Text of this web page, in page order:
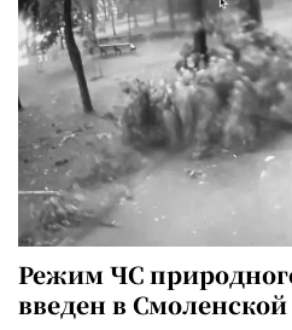
Режим ЧС
введен в